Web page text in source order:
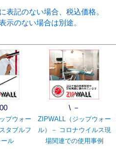
表記のない場合、税込価格。
示のない場合は別途。
プウォー
タブルフ
ール
\ －
ZIPWALL（ジップウォー
ル）－ コロナウイルス現
場関連での使用事例